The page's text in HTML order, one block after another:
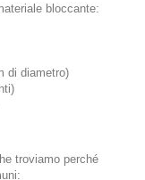
bloccante:
di diametro)
troviamo perché